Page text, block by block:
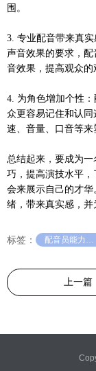
围。
3. 专业配音带来真
声音效果的要求，
音效果，提高观众的
4. 为角色增加个性
众更容易记住和认
速、音量、口音等来
总结起来，要成为
巧，提高演技水平
会来展示自己的才
绪，带来真实感，并
标签：
上一篇